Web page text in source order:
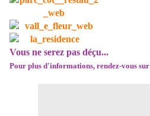
Vous ne serez pas déçu...
Pour plus d'informations, rendez-vous sur